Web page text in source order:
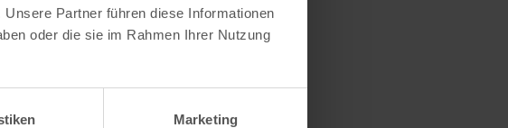
Partner führen diese Informationen
oder die sie im Rahmen Ihrer Nutzung
Marketing